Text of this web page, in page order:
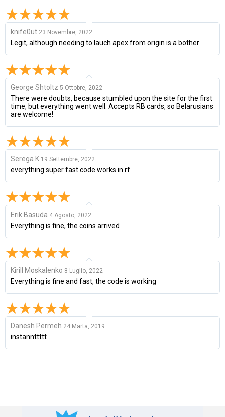
knife0ut 23 Novembre, 2022
Legit, although needing to lauch apex from origin is a bother
George Shtoltz 5 Ottobre, 2022
There were doubts, because stumbled upon the site for the first
time, but everything went well. Accepts RB cards, so Belarusians
are welcome!
Serega K 19 Settembre, 2022
everything super fast code works in rf
Erik Basuda 4 Agosto, 2022
Everything is fine, the coins arrived
Kirill Moskalenko 8 Luglio, 2022
Everything is fine and fast, the code is working
Danesh Permeh 24 Marta, 2019
instannttttt